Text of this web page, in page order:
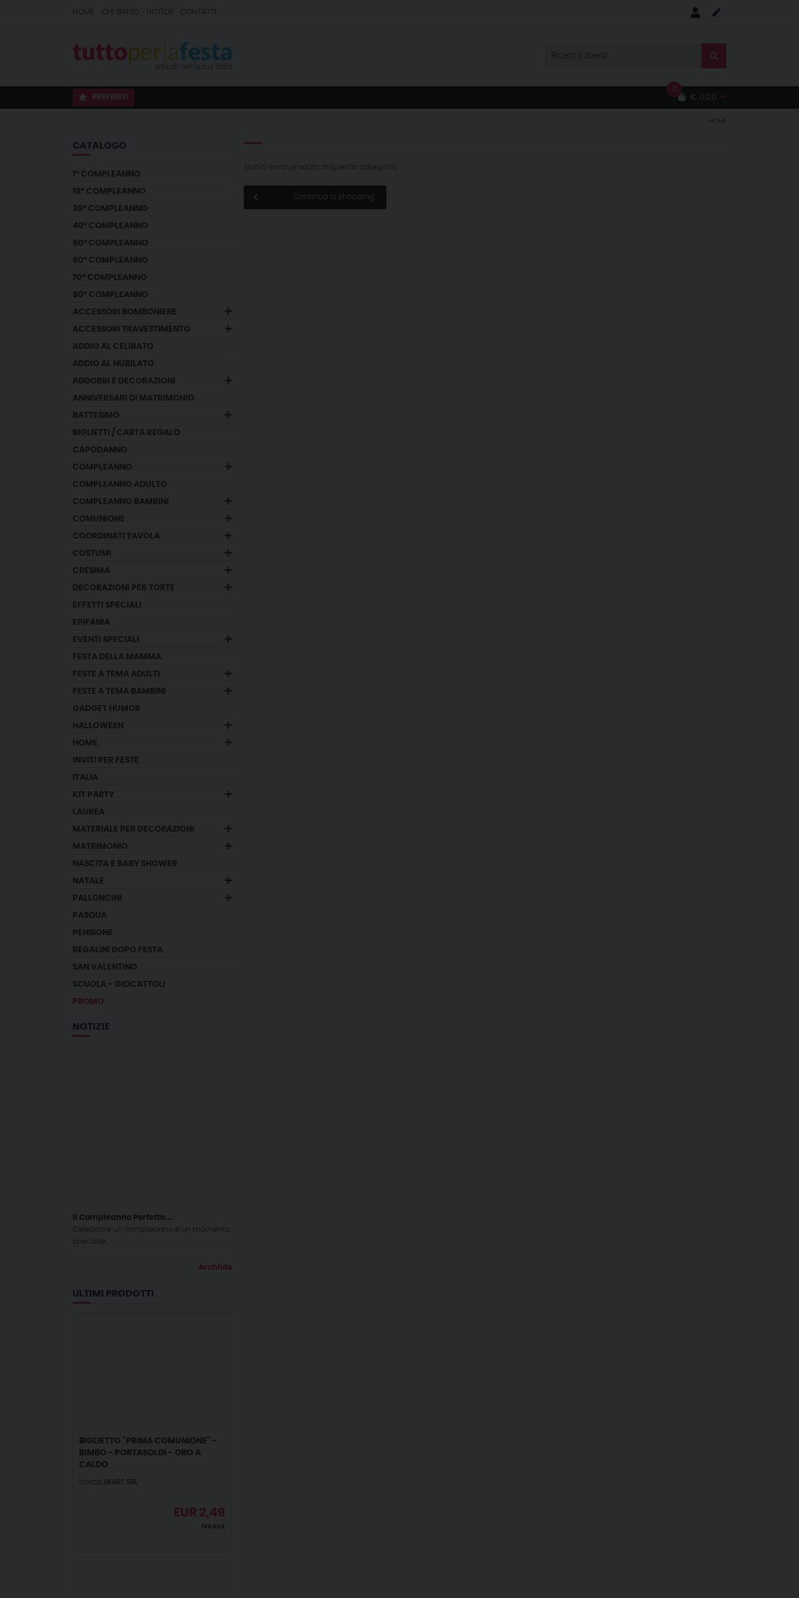
HOME CHI SIAMO NOTIZIE CONTATTI
PREFERITI
0
€ 0,00
HOME
CATALOGO
1° COMPLEANNO
18° COMPLEANNO
30° COMPLEANNO
40° COMPLEANNO
50° COMPLEANNO
60° COMPLEANNO
70° COMPLEANNO
80° COMPLEANNO
ACCESSORI BOMBONIERE
ACCESSORI TRAVESTIMENTO
ADDIO AL CELIBATO
ADDIO AL NUBILATO
ADDOBBI E DECORAZIONI
ANNIVERSARI DI MATRIMONIO
BATTESIMO
BIGLIETTI / CARTA REGALO
CAPODANNO
COMPLEANNO
COMPLEANNO ADULTO
COMPLEANNO BAMBINI
COMUNIONE
COORDINATI TAVOLA
COSTUMI
CRESIMA
DECORAZIONI PER TORTE
EFFETTI SPECIALI
EPIFANIA
EVENTI SPECIALI
FESTA DELLA MAMMA
FESTE A TEMA ADULTI
FESTE A TEMA BAMBINI
GADGET HUMOR
HALLOWEEN
HOME
INVITI PER FESTE
ITALIA
KIT PARTY
LAUREA
MATERIALE PER DECORAZIONI
MATRIMONIO
NASCITA E BABY SHOWER
NATALE
PALLONCINI
PASQUA
PENSIONE
REGALINI DOPO FESTA
SAN VALENTINO
SCUOLA - GIOCATTOLI
PROMO
NOTIZIE
Il Compleanno Perfetto:...
Celebrare un compleanno è un momento
speciale,...
Archivio
ULTIMI PRODOTTI
BIGLIETTO ”PRIMA COMUNIONE” -
BIMBO - PORTASOLDI - ORO A
CALDO
Marca: EKART SRL
EUR 2,49
IVA incl.
Non ci sono prodotti in questa categoria.
Continua lo shopping